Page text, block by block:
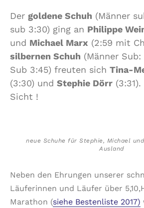
Der goldene Schuh (Männer
sub 3:30) ging an Philippe
und Michael Marx (2:59 mit
silbernen Schuh (Männer Sub:
Sub 3:45) freuten sich Tina-
(3:30) und Stephie Dörr
Sicht !
neue Schuhe für Stephie, Michael
Ausland
Neben den Ehrungen unserer
Läuferinnen und Läufer über
Marathon (siehe Bestenliste 2017)